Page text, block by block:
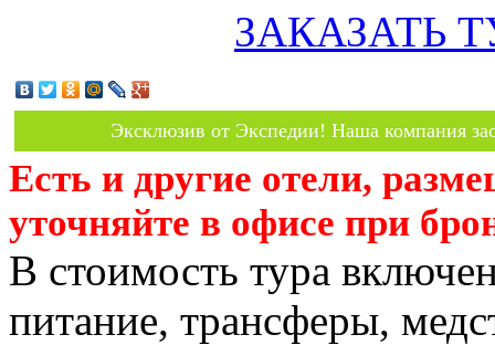
ЗАКАЗАТЬ
Эксклюзив от Экспедии! Наша компания
Есть и другие отели,
уточняйте в офисе при
В стоимость тура
питание, трансферы,